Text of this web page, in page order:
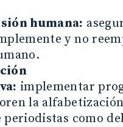
humana:
y no
implementar
la
periodistas como